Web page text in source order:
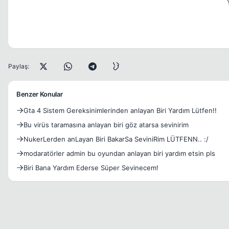
Paylaş:
Benzer Konular
Gta 4 Sistem Gereksinimlerinden anlayan Biri Yardım Lütfen!!
Bu virüs taramasına anlayan biri göz atarsa sevinirim
NukerLerden anLayan Biri BakarSa SeviniRim LÜTFENN.. :/
modaratörler admin bu oyundan anlayan biri yardım etsin pls
Biri Bana Yardım Ederse Süper Sevinecem!